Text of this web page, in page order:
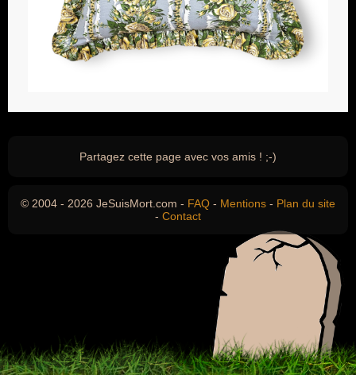
Partagez cette page avec vos amis ! ;-)
© 2004 - 2026 JeSuisMort.com - FAQ - Mentions - Plan du site
- Contact